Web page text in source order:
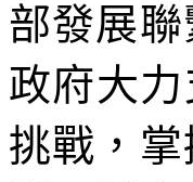
部發展
政府大
挑戰，